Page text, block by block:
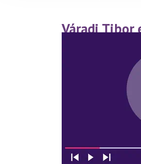
Váradi Tibor
fényében